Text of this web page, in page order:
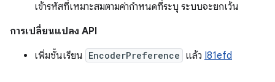
เข้ารหัสที่เหมาะสมตามค่ากำหนดที่ระบุ ระบบจะยกเว้น
การเปลี่ยนแปลง API
เพิ่มชั้นเรียน EncoderPreference แล้ว I81efd